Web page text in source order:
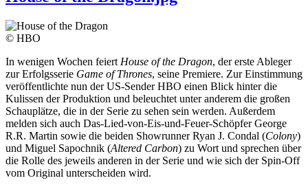
© HBO
In wenigen Wochen feiert House of the Dragon, der erste Ableger
zur Erfolgsserie Game of Thrones, seine Premiere. Zur Einstimmung
veröffentlichte nun der US-Sender HBO einen Blick hinter die
Kulissen der Produktion und beleuchtet unter anderem die großen
Schauplätze, die in der Serie zu sehen sein werden. Außerdem
melden sich auch Das-Lied-von-Eis-und-Feuer-Schöpfer George
R.R. Martin sowie die beiden Showrunner Ryan J. Condal (Colony)
und Miguel Sapochnik (Altered Carbon) zu Wort und sprechen über
die Rolle des jeweils anderen in der Serie und wie sich der Spin-Off
vom Original unterscheiden wird.